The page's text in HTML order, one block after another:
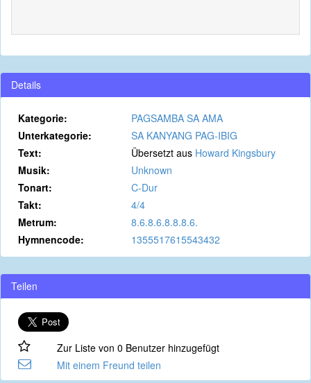
Details
Kategorie:
PAGSAMBA SA AMA
Unterkategorie:
SA KANYANG PAG-IBIG
Text:
Übersetzt aus Howard Kingsbury
Musik:
Unknown
Tonart:
C-Dur
Takt:
4/4
Metrum:
8.6.8.6.8.8.8.6.
Hymnencode:
1355517615543432
Teilen
Zur Liste von 0 Benutzer hinzugefügt
Mit einem Freund teilen